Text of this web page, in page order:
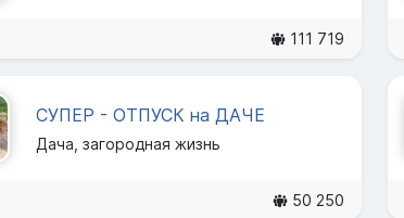
111 719
СУПЕР - ОТПУСК на ДАЧЕ
Дача, загородная жизнь
50 250